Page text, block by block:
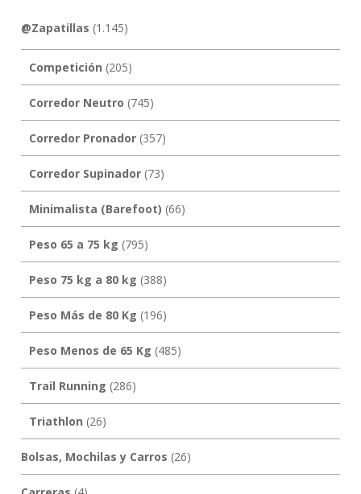
@Zapatillas (1.145)
Competición (205)
Corredor Neutro (745)
Corredor Pronador(357)
Corredor Supinador(73)
Minimalista (Barefoot) (66)
Peso 65 a 75 kg (795)
Peso 75 kg a 80 kg (388)
Peso Más de 80 Kg (196)
Peso Menos de 65 Kg (485)
Trail Running (286)
Triathlon (26)
Bolsas, Mochilas y Carros (26)